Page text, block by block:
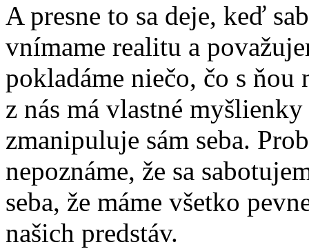
A presne to sa deje, keď
vnímame realitu a
pokladáme niečo, čo s ňou
z nás má vlastné
zmanipuluje sám seba.
nepoznáme, že sa
seba, že máme všetko
našich predstáv.